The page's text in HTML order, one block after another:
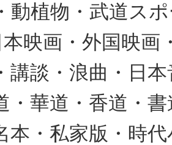
動植物・武道ス
本映画・外国映
講談・浪曲・日
・華道・香道・
本・私家版・時